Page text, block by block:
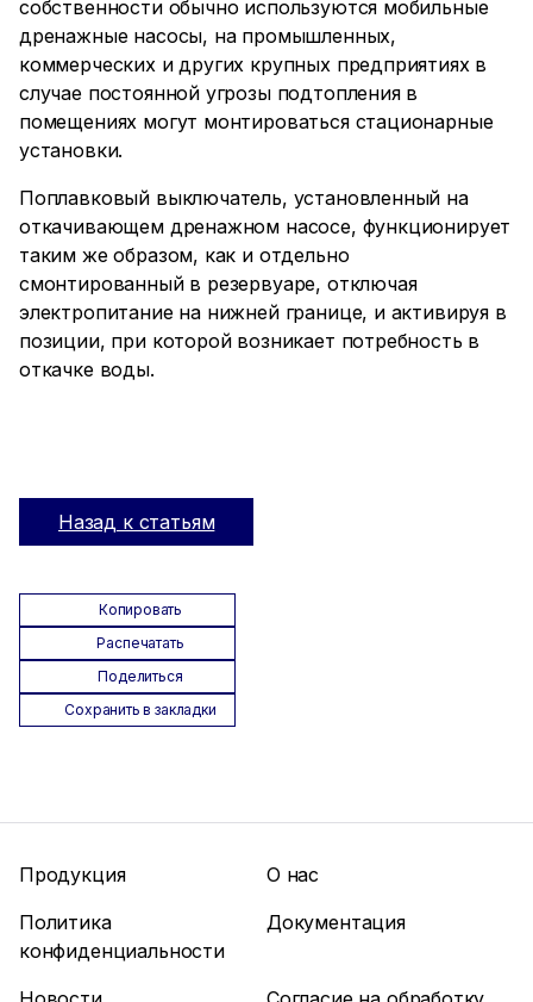
собственности обычно используются мобильные
дренажные насосы, на промышленных,
коммерческих и других крупных предприятиях в
случае постоянной угрозы подтопления в
помещениях могут монтироваться стационарные
установки.
Поплавковый выключатель, установленный на
откачивающем дренажном насосе, функционирует
таким же образом, как и отдельно
смонтированный в резервуаре, отключая
электропитание на нижней границе, и активируя в
позиции, при которой возникает потребность в
откачке воды.
Назад к статьям
Копировать
Распечатать
Поделиться
Сохранить в закладки
Продукция
О нас
Политика
конфиденциальности
Документация